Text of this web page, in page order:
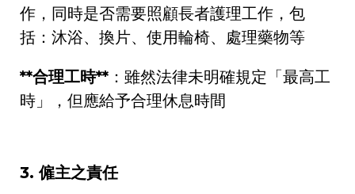
作，同時是否需要照顧長者護理工作，包
括：沐浴、換片、使用輪椅、處理藥物等
**合理工時** ：雖然法律未明確規定「最高工
時」，但應給予合理休息時間
3. 僱主之責任